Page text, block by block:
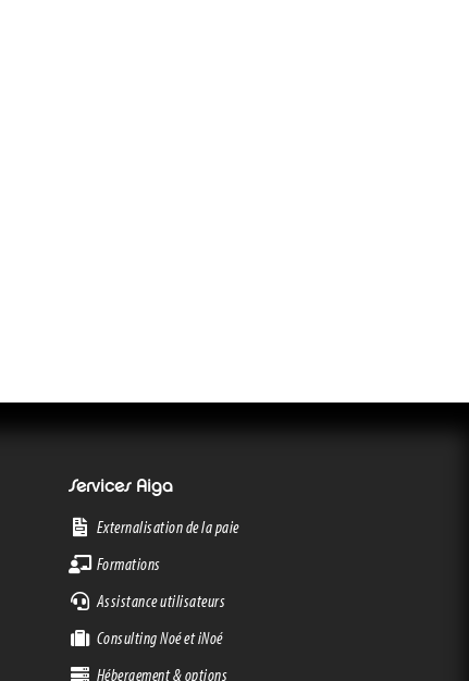
Services Aiga
Externalisation de la paie
Formations
Assistance utilisateurs
Consulting Noé et iNoé
Hébergement & options